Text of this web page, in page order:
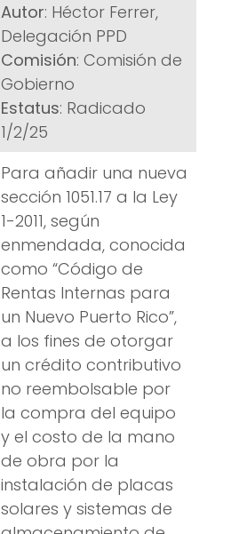
Autor: Héctor Ferrer,
Delegación PPD
Comisión: Comisión de
Gobierno
Estatus: Radicado
1/2/25
Para añadir una nueva
sección 1051.17 a la Ley
1-2011, según
enmendada, conocida
como “Código de
Rentas Internas para
un Nuevo Puerto Rico”,
a los fines de otorgar
un crédito contributivo
no reembolsable por
la compra del equipo
y el costo de la mano
de obra por la
instalación de placas
solares y sistemas de